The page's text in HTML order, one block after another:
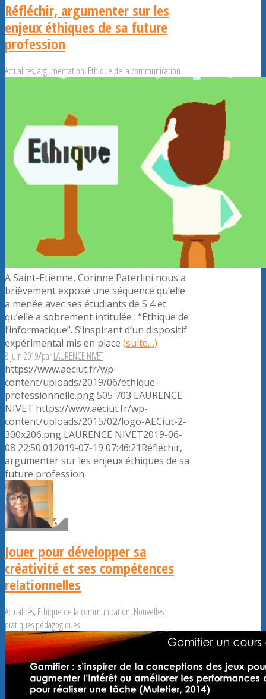
Réfléchir, argumenter sur les
enjeux éthiques de sa future
profession
Actualités,argumentation,Ethique de la communication
A Saint-Etienne, Corinne Paterlini nous a
brièvement exposé une séquence qu’elle
a menée avec ses étudiants de S 4 et
qu’elle a sobrement intitulée : “Ethique de
l’informatique”. S’inspirant d’un dispositif
expérimental mis en place (suite…)
8 juin 2019/parLAURENCE NIVET
https://www.aeciut.fr/wp-
content/uploads/2019/06/ethique-
professionnelle.png505 703 LAURENCE
NIVET https://www.aeciut.fr/wp-
content/uploads/2015/02/logo-AECiut-2-
300x206.png LAURENCE NIVET2019-06-
08 22:50:012019-07-19 07:46:21Réfléchir,
argumenter sur les enjeux éthiques de sa
future profession
Jouer pour développer sa
créativité et ses compétences
relationnelles
Actualités,Ethique de la communication,Nouvelles
pratiques pédagogiques